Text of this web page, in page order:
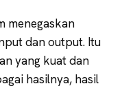
menegaskan
dan output. Itu
yang kuat dan
hasilnya, hasil